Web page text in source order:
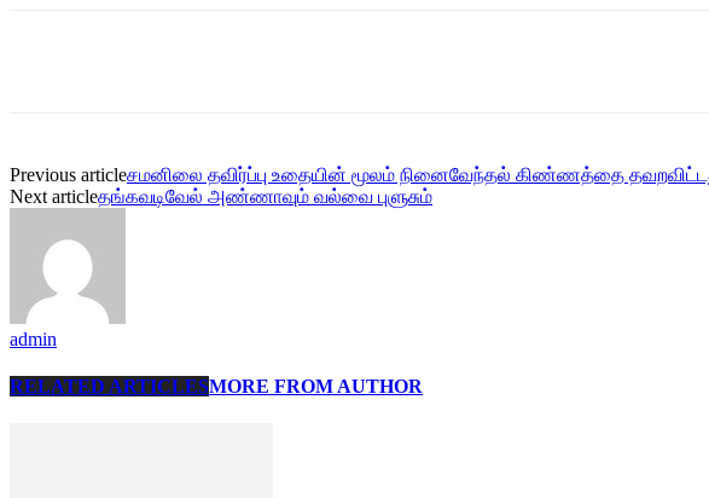
Previous articleசமனிலை தவிர்ப்பு உதையின் மூலம் நினைவேந்தல் கிண்ணத்தை
Next articleதங்கவடிவேல் அண்ணாவும் வல்வை புளுசும்
admin
RELATED ARTICLESMORE FROM AUTHOR